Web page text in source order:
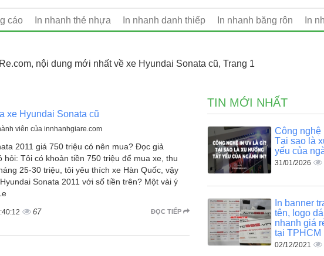
cáo In nhanh thẻ nhựa In nhanh danh thiếp In nhanh băng rôn In
nội dung mới nhất về xe Hyundai Sonata cũ, Trang 1
xe Hyundai Sonata cũ
viên của innhanhgiare.com
2011 giá 750 triệu có nên mua? Đọc giả
hỏi: Tôi có khoản tiền 750 triệu để mua xe, thu
25-30 triệu, tôi yêu thích xe Hàn Quốc, vậy
Sonata 2011 với số tiền trên? Một vài ý
ĐỌC TIẾP
67
TIN MỚI NHẤT
Công nghệ
Tại sao là
yếu của
31/01/2026
In banner
tên, logo
nhanh giá
tại TPHCM
02/12/2021